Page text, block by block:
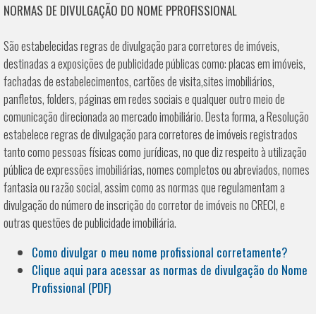
NORMAS DE DIVULGAÇÃO DO NOME PPROFISSIONAL
São estabelecidas regras de divulgação para corretores de imóveis,
destinadas a exposições de publicidade públicas como: placas em imóveis,
fachadas de estabelecimentos, cartões de visita,sites imobiliários,
panfletos, folders, páginas em redes sociais e qualquer outro meio de
comunicação direcionada ao mercado imobiliário. Desta forma, a Resolução
estabelece regras de divulgação para corretores de imóveis registrados
tanto como pessoas físicas como jurídicas, no que diz respeito à utilização
pública de expressões imobiliárias, nomes completos ou abreviados, nomes
fantasia ou razão social, assim como as normas que regulamentam a
divulgação do número de inscrição do corretor de imóveis no CRECI, e
outras questões de publicidade imobiliária.
Como divulgar o meu nome profissional corretamente?
Clique aqui para acessar as normas de divulgação do Nome
Profissional (PDF)